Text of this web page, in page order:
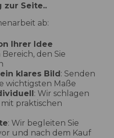
zur Seite..
ab:
Ihrer Idee
den Sie
klares Bild: Senden
wichtigsten Maße
: Wir schlagen
praktischen
: Wir begleiten Sie
und nach dem Kauf